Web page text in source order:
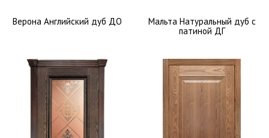
Верона Английский дуб ДО
Мальта Натуральный дуб с
патиной ДГ